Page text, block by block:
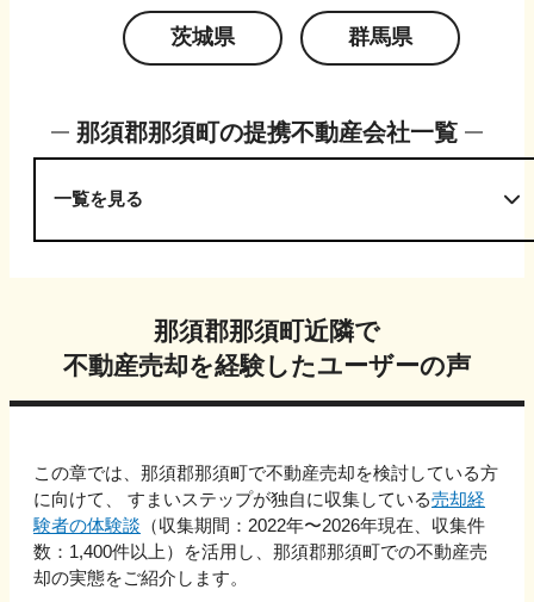
茨城県 群馬県
那須郡那須町の提携不動産会社一覧
一覧を見る
那須郡那須町近隣で
不動産売却を経験したユーザーの声
この章では、 那須郡那須町で不動産売却を検討している方
に向けて、 すまいステップが独自に収集している売却経
験者の体験談 （収集期間：2022年〜2026年現在、収集件
数： 1,400件以上）を活用し、 那須郡那須町での不動産売
却の実態をご紹介します。